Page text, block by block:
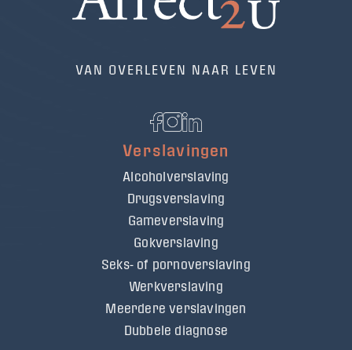
VAN OVERLEVEN NAAR LEVEN
Verslavingen
Alcoholverslaving
Drugsverslaving
Gameverslaving
Gokverslaving
Seks- of pornoverslaving
Werkverslaving
Meerdere verslavingen
Dubbele diagnose